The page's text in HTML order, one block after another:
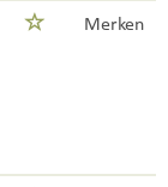
Merken